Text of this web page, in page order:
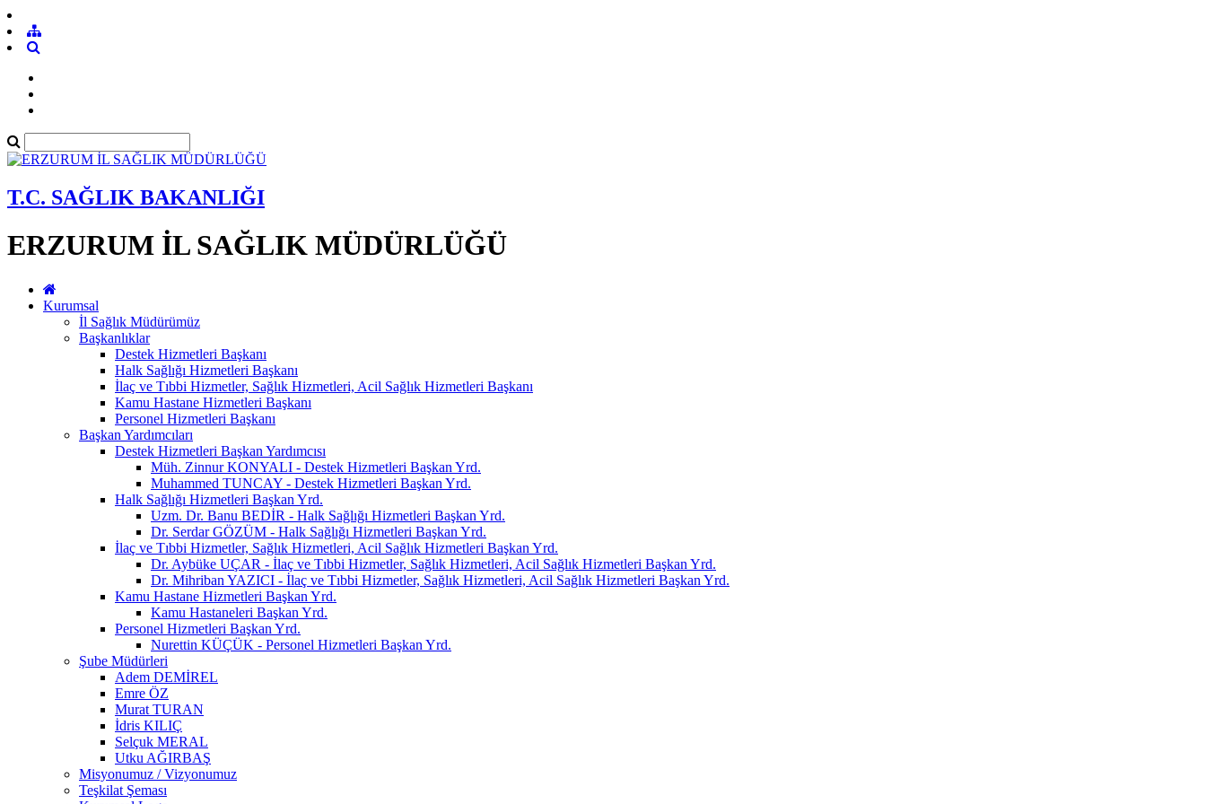
T.C. SAĞLIK BAKANLIĞI
ERZURUM İL SAĞLIK MÜDÜRLÜĞÜ
Kurumsal
İl Sağlık Müdürümüz
Başkanlıklar
Destek Hizmetleri Başkanı
Halk Sağlığı Hizmetleri Başkanı
İlaç ve Tıbbi Hizmetler, Sağlık Hizmetleri, Acil Sağlık Hizmetleri Başkanı
Kamu Hastane Hizmetleri Başkanı
Personel Hizmetleri Başkanı
Başkan Yardımcıları
Destek Hizmetleri Başkan Yardımcısı
Müh. Zinnur KONYALI - Destek Hizmetleri Başkan Yrd.
Muhammed TUNCAY - Destek Hizmetleri Başkan Yrd.
Halk Sağlığı Hizmetleri Başkan Yrd.
Uzm. Dr. Banu BEDİR - Halk Sağlığı Hizmetleri Başkan Yrd.
Dr. Serdar GÖZÜM - Halk Sağlığı Hizmetleri Başkan Yrd.
İlaç ve Tıbbi Hizmetler, Sağlık Hizmetleri, Acil Sağlık Hizmetleri Başkan Yrd.
Dr. Aybüke UÇAR - İlaç ve Tıbbi Hizmetler, Sağlık Hizmetleri, Acil Sağlık Hizmetleri Başkan Yrd.
Dr. Mihriban YAZICI - İlaç ve Tıbbi Hizmetler, Sağlık Hizmetleri, Acil Sağlık Hizmetleri Başkan Yrd.
Kamu Hastane Hizmetleri Başkan Yrd.
Kamu Hastaneleri Başkan Yrd.
Personel Hizmetleri Başkan Yrd.
Nurettin KÜÇÜK - Personel Hizmetleri Başkan Yrd.
Şube Müdürleri
Adem DEMİREL
Emre ÖZ
Murat TURAN
İdris KILIÇ
Selçuk MERAL
Utku AĞIRBAŞ
Misyonumuz / Vizyonumuz
Teşkilat Şeması